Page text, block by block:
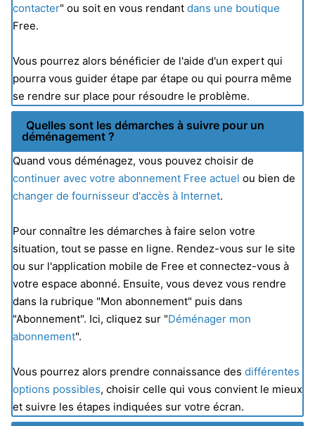
contacter" ou soit en vous rendant dans une boutique
Free.
Vous pourrez alors bénéficier de l'aide d'un expert qui
pourra vous guider étape par étape ou qui pourra même
se rendre sur place pour résoudre le problème.
Quelles sont les démarches à suivre pour un
déménagement ?
Quand vous déménagez, vous pouvez choisir de
continuer avec votre abonnement Free actuel ou bien de
changer de fournisseur d'accès à Internet.
Pour connaître les démarches à faire selon votre
situation, tout se passe en ligne. Rendez-vous sur le site
ou sur l'application mobile de Free et connectez-vous à
votre espace abonné. Ensuite, vous devez vous rendre
dans la rubrique "Mon abonnement" puis dans
"Abonnement". Ici, cliquez sur "Déménager mon
abonnement".
Vous pourrez alors prendre connaissance des différentes
options possibles, choisir celle qui vous convient le mieux
et suivre les étapes indiquées sur votre écran.